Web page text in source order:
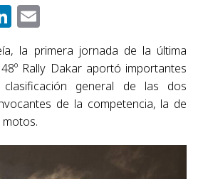
LinkedIn
Email
la primera jornada de la última
Rally Dakar aportó importantes
general de las dos
de la competencia, la de